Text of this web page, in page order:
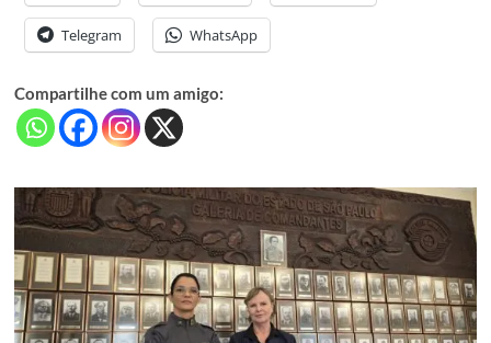
Telegram WhatsApp
Compartilhe com um amigo: